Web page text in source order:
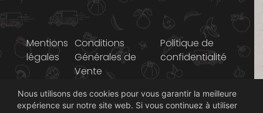
© 2014-2026 Graines
Mentions
légales
Conditions
Générales de
Vente
Politique de
confidentialité
Nous utilisons des cookies pour vous garantir la meilleure
expérience sur notre site web. Si vous continuez à utiliser